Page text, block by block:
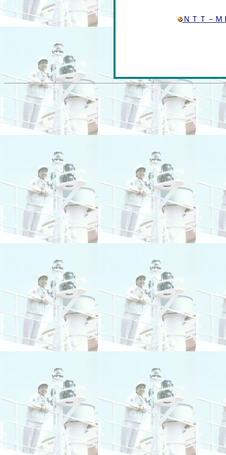
ＮＴＴ－Ｍ